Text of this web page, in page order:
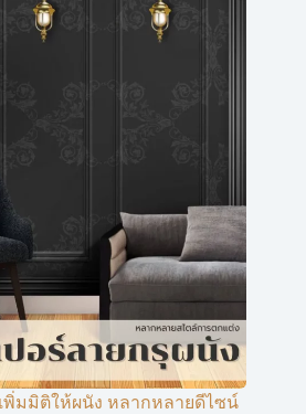
พิ่มมิติให้ผนัง หลากหลายดีไซน์